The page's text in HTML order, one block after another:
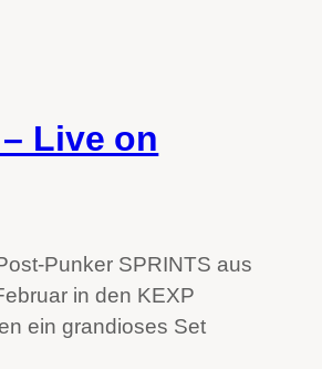
Live on
Punker SPRINTS aus
in den KEXP
ein grandioses Set